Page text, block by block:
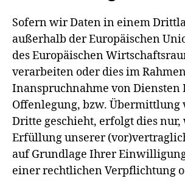
Sofern wir Daten in einem
außerhalb der Europäischen
des Europäischen
verarbeiten oder dies im
Inanspruchnahme von Diensten
Offenlegung, bzw. Übermittlung
Dritte geschieht, erfolgt dies nur,
Erfüllung unserer
auf Grundlage Ihrer
einer rechtlichen Verpflichtung